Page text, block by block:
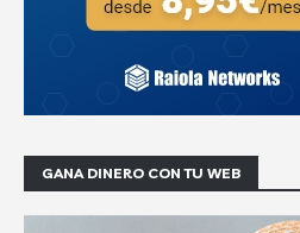
GANA DINERO CON TU WEB